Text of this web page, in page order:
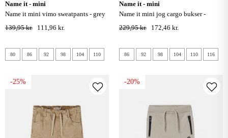
name it - mini
name it mini vimo sweatpants - grey
melange
139,95 kr. 111,96 kr.
80 86 92 98 104 110
name it - mini
name it mini jog cargo bukser -
chestnut
229,95 kr. 172,46 kr.
86 92 98 104 110 116
-25% -20%